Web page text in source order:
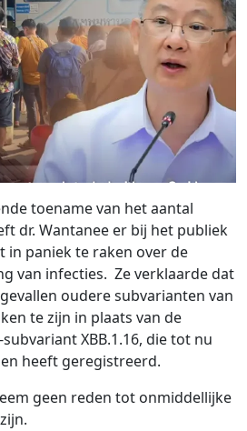
toename van het aantal
dr. Wantanee er bij het publiek
in paniek te raken over de
van infecties. Ze verklaarde dat
oudere subvarianten van
te zijn in plaats van de
XBB.1.16, die tot nu
heeft geregistreerd.
geen reden tot onmiddellijke